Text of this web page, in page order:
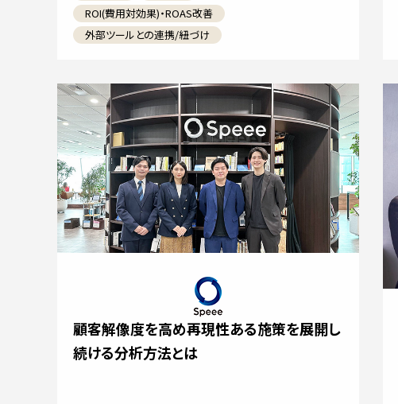
ROI(費用対効果)・ROAS改善
外部ツールとの連携/紐づけ
顧客解像度を高め再現性ある施策を展開し
続ける分析方法とは